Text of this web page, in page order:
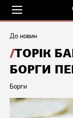
До новин
ТОРІК
БОРГИ
Борги